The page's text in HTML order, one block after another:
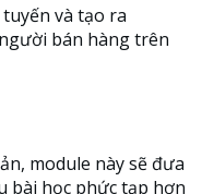
và tạo ra
bán hàng trên
module này sẽ đưa
bài học phức tạp hơn